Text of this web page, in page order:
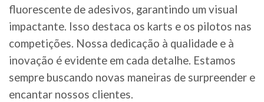
fluorescente de adesivos, garantindo um visual
impactante. Isso destaca os karts e os pilotos nas
competições. Nossa dedicação à qualidade e à
inovação é evidente em cada detalhe. Estamos
sempre buscando novas maneiras de surpreender e
encantar nossos clientes.